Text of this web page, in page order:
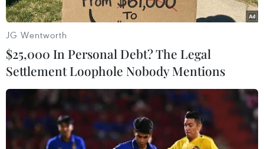
Rượu vang đỏ có thể không phải là thần
dược cho sức khỏe
13/05/2014 07:55
JG Wentworth
$25,000 In Personal Debt? The Legal
Settlement Loophole Nobody Mentions